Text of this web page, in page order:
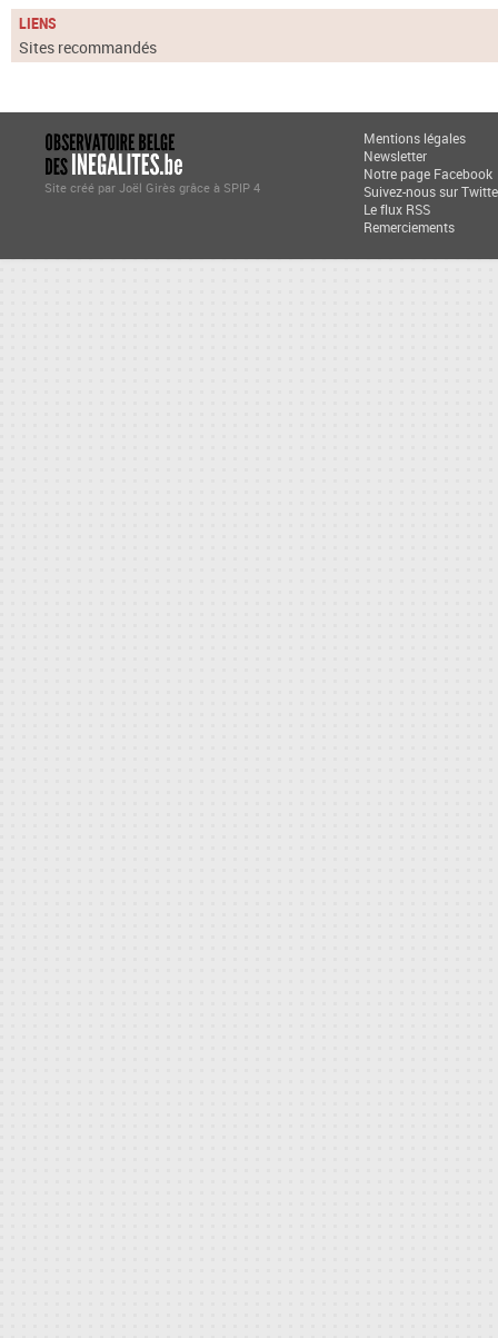
LIENS
Sites recommandés
Site créé par Joël Girès grâce à SPIP 4
Mentions légales
Newsletter
Notre page Facebook
Suivez-nous sur
Le flux RSS
Remerciements